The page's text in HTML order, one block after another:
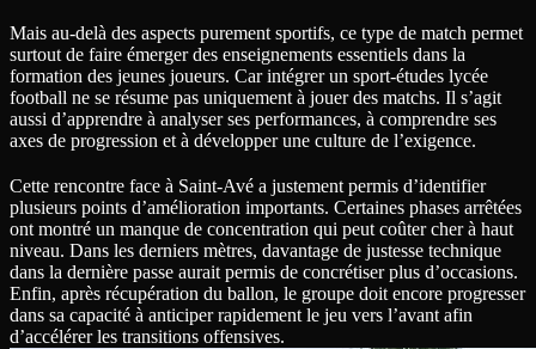
Mais au-delà des aspects purement sportifs, ce type de match permet
surtout de faire émerger des enseignements essentiels dans la
formation des jeunes joueurs. Car intégrer un sport-études lycée
football ne se résume pas uniquement à jouer des matchs. Il s’agit
aussi d’apprendre à analyser ses performances, à comprendre ses
axes de progression et à développer une culture de l’exigence.
Cette rencontre face à Saint-Avé a justement permis d’identifier
plusieurs points d’amélioration importants. Certaines phases arrêtées
ont montré un manque de concentration qui peut coûter cher à haut
niveau. Dans les derniers mètres, davantage de justesse technique
dans la dernière passe aurait permis de concrétiser plus d’occasions.
Enfin, après récupération du ballon, le groupe doit encore progresser
dans sa capacité à anticiper rapidement le jeu vers l’avant afin
d’accélérer les transitions offensives.